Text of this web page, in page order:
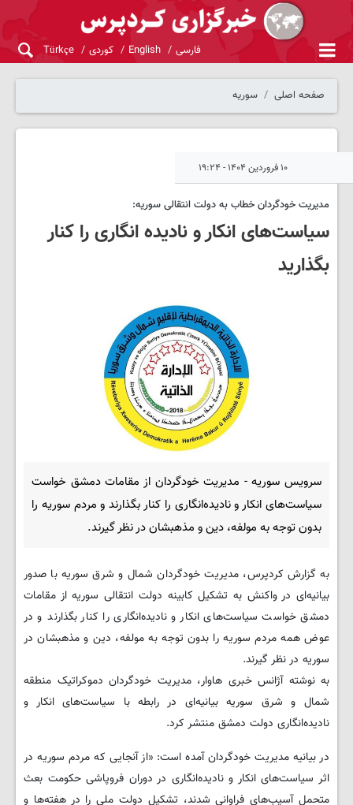
فارسی English کوردی Türkçe
صفحه اصلی سوریه
۱۰ فروردین ۱۴۰۴ - ۱۹:۲۴
مدیریت خودگردان خطاب به دولت انتقالی سوریه:
سیاست‌های انکار و نادیده انگاری را کنار
بگذارید
سرویس سوریه - مدیریت خودگردان از مقامات دمشق خواست
سیاست‌های انکار و نادیده‌انگاری را کنار بگذارند و مردم سوریه را
بدون توجه به مولفه، دین و مذهبشان در نظر گیرند.
به گزارش کردپرس، مدیریت خودگردان شمال و شرق سوریه با صدور
بیانیه‌ای در واکنش به تشکیل کابینه دولت انتقالی سوریه از مقامات
دمشق خواست سیاست‌های انکار و نادیده‌انگاری را کنار بگذارند و در
عوض همه مردم سوریه را بدون توجه به مولفه، دین و مذهبشان در
سوریه در نظر گیرند.
به نوشته آژانس خبری هاوار، مدیریت خودگردان دموکراتیک منطقه
شمال و شرق سوریه بیانیه‌ای در رابطه با سیاست‌های انکار و
نادیده‌انگاری دولت دمشق منتشر کرد.
در بیانیه مدیریت خودگردان آمده است: «از آنجایی که مردم سوریه در
اثر سیاست‌های انکار و نادیده‌انگاری در دوران فروپاشی حکومت بعث
متحمل آسیب‌های فراوانی شدند، تشکیل دولت ملی را در هفته‌ها و